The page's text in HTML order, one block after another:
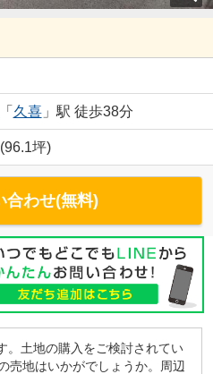
「 久喜」駅 徒歩38分
坪)
合わせ(無料)
。土地の購入をご検討されてい
売地はいかがでしょうか。周辺